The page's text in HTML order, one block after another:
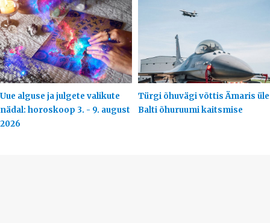
Uue alguse ja julgete valikute
nädal: horoskoop 3. - 9. august
2026
Türgi õhuvägi võttis Ämaris üle
Balti õhuruumi kaitsmise